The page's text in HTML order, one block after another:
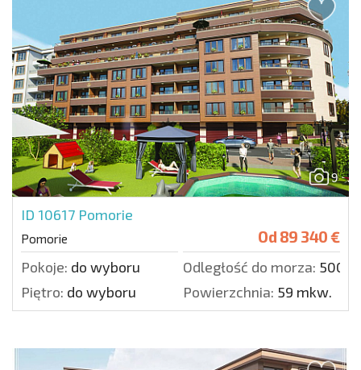
9
ID 10617 Pomorie
Pomorie Od 89 340 €
Pokoje: do wyboru Odległość do morza: 500
Piętro: do wyboru Powierzchnia: 59 mkw.